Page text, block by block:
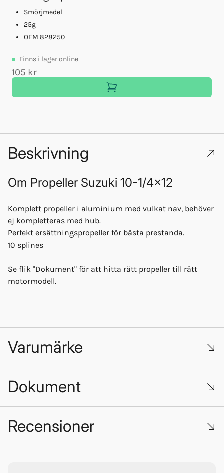
Smörjmedel
25g
OEM 828250
Finns i lager online
105 kr
Beskrivning
Om Propeller Suzuki 10-1/4x12
Komplett propeller i aluminium med vulkat nav, behöver
ej kompletteras med hub.
Perfekt ersättningspropeller för bästa prestanda.
10 splines
Se flik "Dokument" för att hitta rätt propeller till rätt
motormodell.
Varumärke
Dokument
Recensioner